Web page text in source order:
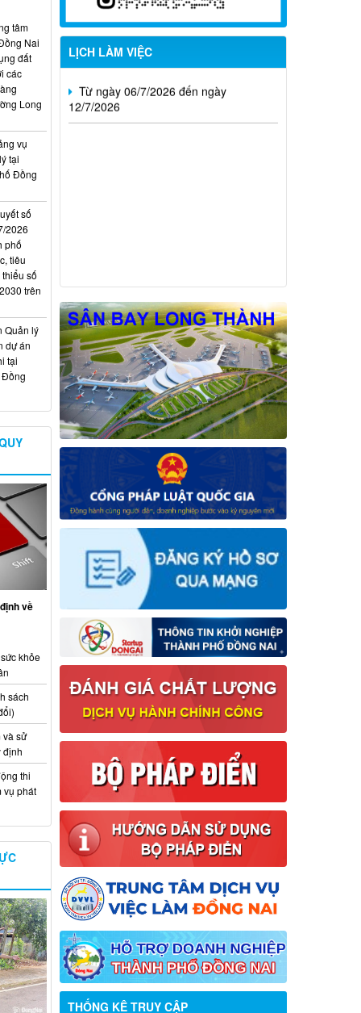
LỊCH LÀM VIỆC
Từ ngày 13/7/2026 đến ngày
18/7/2026
Từ ngày 06/7/2026 đến ngày
12/7/2026
THỐNG KÊ TRUY CẬP
Thông báo về việc tuyển dụng viên
chức năm 2026
Thông báo tuyển chọn tổ chức và cá
nhân chủ trì thực hiện nhiệm vụ khoa
tâm
Nai
đất
các
Long
vụ
tại
Đồng
số
2026
phố
tiêu
số
trên
Quản lý
dự án
tại
Đồng
về
khỏe
sách
và sử
định
thi
vụ phát